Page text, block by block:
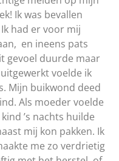
Ik was bevallen
had er voor mij
en ineens pats
gevoel duurde maar
voelde ik
Mijn buikwond deed
Als moeder voelde
’s nachts huilde
mij kon pakken. Ik
me zo verdrietig